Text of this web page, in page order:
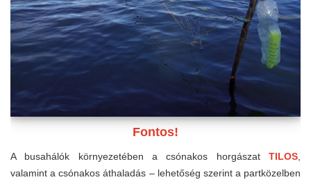
Fontos!
A busahálók környezetében a csónakos horgászat TILOS
valamint a csónakos áthaladás – lehetőség szerint a partközelben